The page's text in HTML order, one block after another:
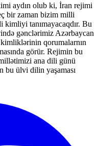
aydın olub ki, İran rejimi
bir zaman bizim milli
tanımayacaqdır. Bu
gənclərimiz Azərbaycan
qorumalarnın
görür. Rejimin bu
millətimizi ana dili günü
bu ülvi dilin yaşaması